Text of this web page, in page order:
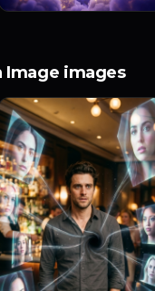
Image images